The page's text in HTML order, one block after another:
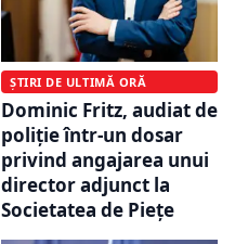
ȘTIRI DE ULTIMĂ ORĂ
Dominic Fritz, audiat de
poliție într-un dosar
privind angajarea unui
director adjunct la
Societatea de Pieţe